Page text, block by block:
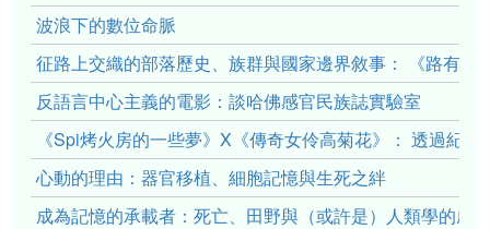
波浪下的數位命脈
征路上交織的部落歷史、族群與國家邊界敘事： 《路有
反語言中心主義的電影：談哈佛感官民族誌實驗室
《Spi烤火房的一些夢》X《傳奇女伶高菊花》： 透過紀
心動的理由：器官移植、細胞記憶與生死之絆
成為記憶的承載者：死亡、田野與（或許是）人類學的成